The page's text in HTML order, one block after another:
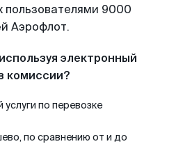
пользователями 9000
Аэрофлот.
электронный
комиссии?
по перевозке
по сравнению от и до